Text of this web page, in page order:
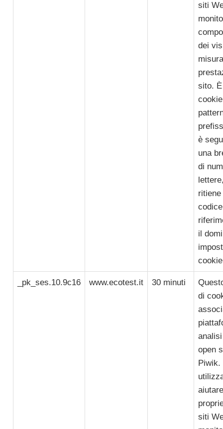
siti
dei
sito.
è
una
di
il
_pk_ses.10.9c16 www.ecotest.it 30 minuti
di
open
Piwik.
siti